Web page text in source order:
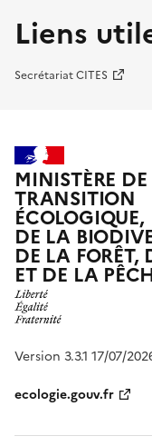
Liens
Secrétariat CITES
MINISTÈRE
TRANSITION
ÉCOLOGIQUE,
DE LA
DE LA FORÊT,
ET DE LA
Version 3.3.1 17/07/
ecologie.gouv.fr